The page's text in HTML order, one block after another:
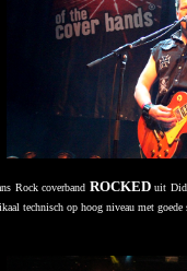
Rock coverband ROCKEDuit
technisch op hoog niveau met